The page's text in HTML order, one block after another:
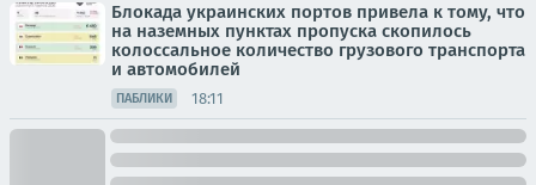
Блокада украинских портов привела к тому, что
на наземных пунктах пропуска скопилось
колоссальное количество грузового транспорта
и автомобилей
ПАБЛИКИ 18:11